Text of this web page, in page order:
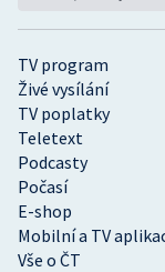
TV program
Živé vysílání
TV poplatky
Teletext
Podcasty
Počasí
E-shop
Mobilní a TV
Vše o ČT